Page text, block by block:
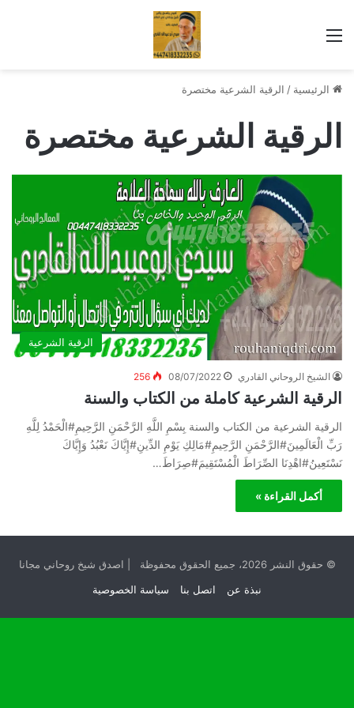
القائمة
الرئيسية / الرقية الشرعية مختصرة
الرقية الشرعية مختصرة
الرقية الشرعية
الشيخ الروحاني القادري 08/07/2022
256
الرقية الشرعية كاملة من الكتاب والسنة
الرقية الشرعية من الكتاب والسنة بِسْمِ اللَّهِ الرَّحْمَنِ الرَّحِيمِ#الْحَمْدُ لِلَّهِ
رَبِّ الْعَالَمِينَ#الرَّحْمَنِ الرَّحِيمِ#مَالِكِ يَوْمِ الدِّينِ#إِيَّاكَ نَعْبُدُ وَإِيَّاكَ
نَسْتَعِينُ#اهْدِنَا الصِّرَاطَ الْمُسْتَقِيمَ#صِرَاطَ…
أكمل القراءة »
© حقوق النشر 2026، جميع الحقوق محفوظة | اصدق شيخ روحاني مجانا
نبذة عن
اتصل بنا سياسة الخصوصية